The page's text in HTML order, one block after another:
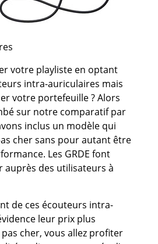
votre playliste en optant
intra-auriculaires mais
votre portefeuille ? Alors
sur notre comparatif par
inclus un modèle qui
cher sans pour autant être
Les GRDE font
des utilisateurs à
de ces écouteurs intra-
leur prix plus
pas cher, vous allez profiter